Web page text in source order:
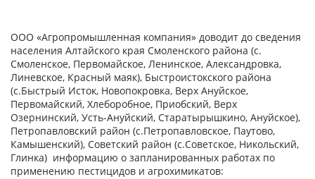
ООО «Агропромышленная компания» доводит до сведения
населения Алтайского края Смоленского района (с.
Смоленское, Первомайское, Ленинское, Александровка,
Линевское, Красный маяк), Быстроистокского района
(с.Быстрый Исток, Новопокровка, Верх Ануйское,
Первомайский, Хлеборобное, Приобский, Верх
Озернинский, Усть-Ануйский, Старатырышкино, Ануйское),
Петропавловский район (с.Петропавловское, Паутово,
Камышенский), Советский район (с.Советское, Никольский,
Глинка) информацию о запланированных работах по
применению пестицидов и агрохимикатов: